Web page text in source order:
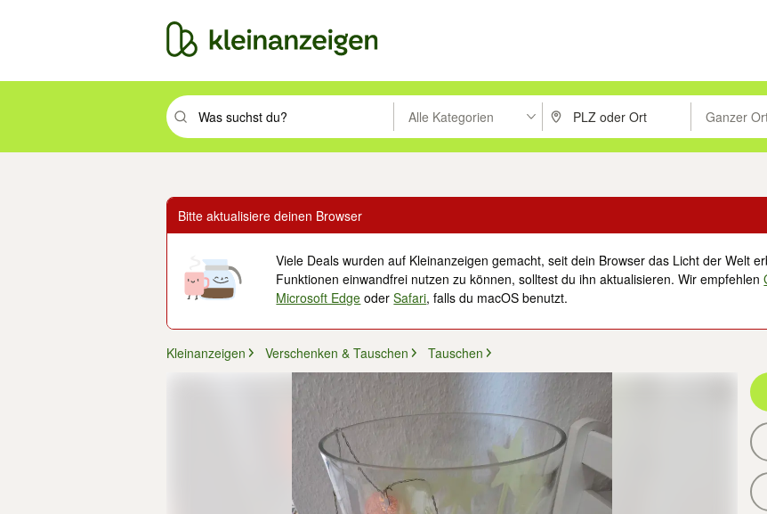
Suchbegriff eingeben. Eingabetaste drücken um zu suchen, oder Vorschläge mit den Pfeiltasten nach
Alle Kategorien PLZ oder Ort eingeben. Eingabetaste
Ganzer
Suche im
Bitte aktualisiere deinen Browser
Viele Deals wurden auf Kleinanzeigen gemacht, seit dein Browser das Licht der Welt
Funktionen einwandfrei nutzen zu können, solltest du ihn aktualisieren. Wir empfehlen
Microsoft Edge oderSafari, falls du macOS benutzt.
Kleinanzeigen Verschenken & Tauschen Tauschen